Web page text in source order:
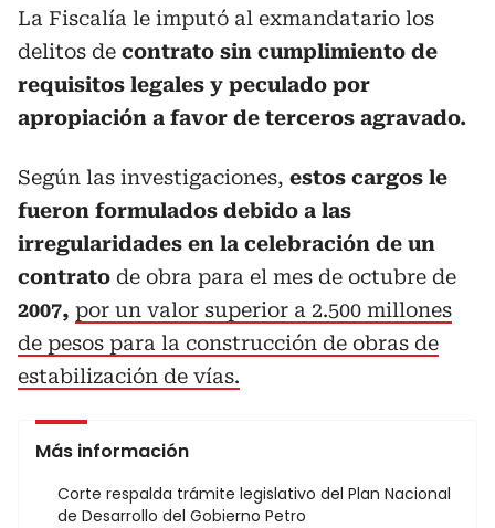
La Fiscalía le imputó al exmandatario los
delitos de contrato sin cumplimiento de
requisitos legales y peculado por
apropiación a favor de terceros agravado.
Según las investigaciones, estos cargos le
fueron formulados debido a las
irregularidades en la celebración de un
contrato de obra para el mes de octubre de
2007, por un valor superior a 2.500 millones
de pesos para la construcción de obras de
estabilización de vías.
Más información
Corte respalda trámite legislativo del Plan Nacional
de Desarrollo del Gobierno Petro